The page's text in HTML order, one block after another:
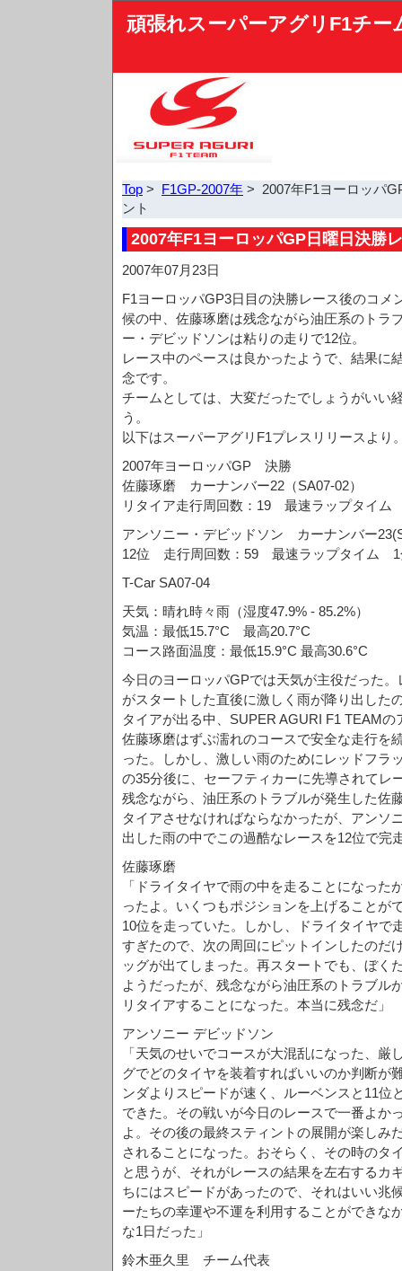
頑張れスーパーアグリF1チー
Top > F1GP-2007年 > 2007年F1ヨーロッパ
ント
2007年F1ヨーロッパGP日曜日決勝
2007年07月23日
F1ヨーロッパGP3日目の決勝レース後のコメ
候の中、佐藤琢磨は残念ながら油圧系のトラ
ー・デビッドソンは粘りの走りで12位。
レース中のペースは良かったようで、結果に
念です。
チームとしては、大変だったでしょうがいい
う。
以下はスーパーアグリF1プレスリリースより
2007年ヨーロッパGP 決勝
佐藤琢磨 カーナンバー22（SA07-02）
リタイア走行周回数：19 最速ラップタイム
アンソニー・デビッドソン カーナンバー
12位 走行周回数：59 最速ラップタイム 1
T-Car SA07-04
天気：晴れ時々雨（湿度47.9% - 85.2%）
気温：最低15.7°C 最高20.7°C
コース路面温度：最低15.9°C 最高30.6°C
今日のヨーロッパGPでは天気が主役だった
がスタートした直後に激しく雨が降り出した
タイアが出る中、SUPER AGURI F1 TEAM
佐藤琢磨はずぶ濡れのコースで安全な走行を
った。しかし、激しい雨のためにレッドフラ
の35分後に、セーフティカーに先導されてレ
残念ながら、油圧系のトラブルが発生した佐
タイアさせなければならなかったが、アンソ
出した雨の中でこの過酷なレースを12位で完
佐藤琢磨
「ドライタイヤで雨の中を走ることになった
ったよ。いくつもポジションを上げることが
10位を走っていた。しかし、ドライタイヤで
すぎたので、次の周回にピットインしたのだ
ッグが出てしまった。再スタートでも、ぼく
ようだったが、残念ながら油圧系のトラブル
リタイアすることになった。本当に残念だ」
アンソニー デビッドソン
「天気のせいでコースが大混乱になった、厳
グでどのタイヤを装着すればいいのか判断が
ンダよりスピードが速く、ルーベンスと11位
できた。その戦いが今日のレースで一番よか
よ。その後の最終スティントの展開が楽しみ
されることになった。おそらく、その時のタ
と思うが、それがレースの結果を左右するカ
ちにはスピードがあったので、それはいい兆
ーたちの幸運や不運を利用することができな
な1日だった」
鈴木亜久里 チーム代表